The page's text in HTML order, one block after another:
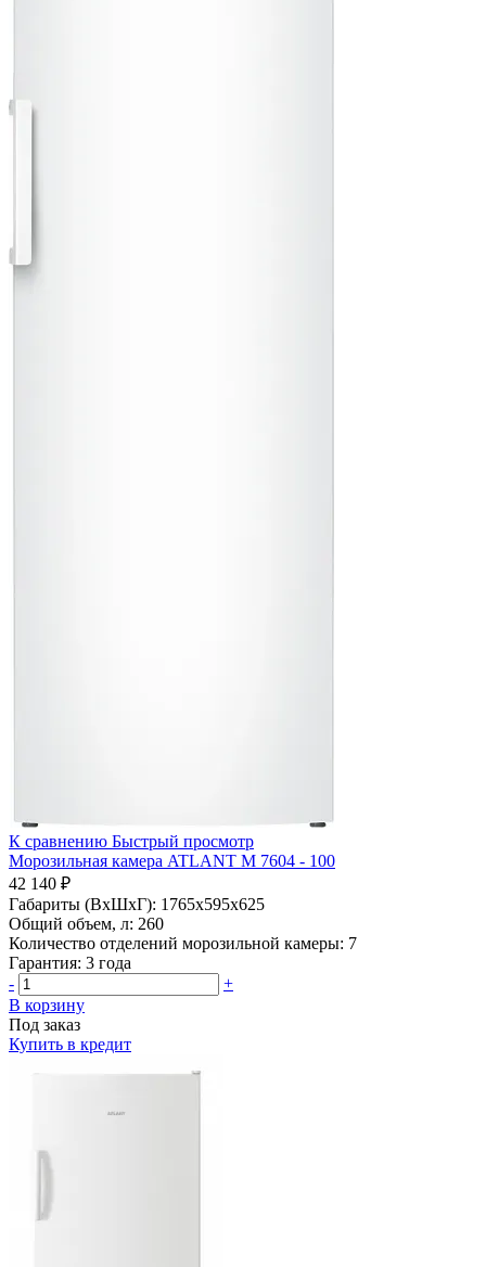
К сравнению Быстрый просмотр
Морозильная камера ATLANT М 7604 - 100
42 140 ₽
Габариты (ВхШхГ): 1765x595x625
Общий объем, л: 260
Количество отделений морозильной камеры: 7
Гарантия: 3 года
-
+
В корзину
Под заказ
Купить в кредит